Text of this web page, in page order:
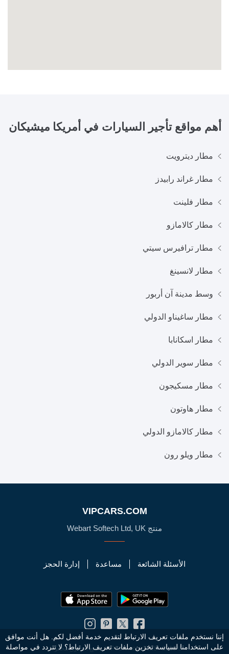
أهم مواقع تأجير السيارات في أمريكا ميشيكان
مطار ديترويت
مطار غراند رابيدز
مطار فلينت
مطار كالامازو
مطار ترافيرس سيتي
مطار لانسينغ
وسط مدينة آن أربور
مطار ساغيناو الدولي
مطار اسكانابا
مطار سوير الدولي
مطار مسكيجون
مطار هاوتون
مطار كالامازو الدولي
مطار ويلو رون
VIPCARS.COM
منتج Webart Softech Ltd, UK
الأسئلة الشائعة مساعدة إدارة الحجز
© 2010 - 2026 VIPCars.com. جميع الحقوق محفوظة
إننا نستخدم ملفات تعريف الارتباط لتقديم خدمة أفضل لكم. هل أنت موافق
على استخدامنا لسياسة تخزين ملفات تعريف الارتباط؟ لا تتردد في مواصلة